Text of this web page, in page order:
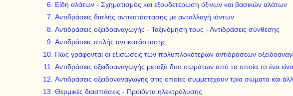
Είδη αλάτων - Σχηματισμός και εξουδετέρωση όξινων και βασικών αλάτων
Αντιδράσεις διπλής αντικατάστασης με ανταλλαγή ιόντων
Αντιδράσεις οξειδοαναγωγής - Ταξινόμηση τους - Αντιδράσεις σύνθεσης
Αντιδράσεις απλής αντικατάστασης
Πώς γράφονται οι εξισώσεις των πολυπλοκότερων αντιδράσεων
Αντιδράσεις οξειδοαναγωγής μεταξύ δυο σωμάτων από τα οποία το ένα
Αντιδράσεις οξειδοναναγωγής στις οποίες συμμετέχουν τρία σώματα και
Θερμικές διασπάσεις - Προϊόντα ηλεκτρόλυσης